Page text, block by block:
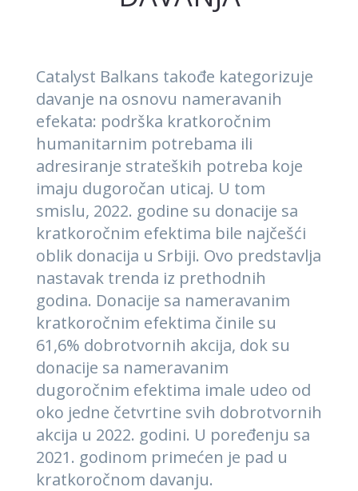
Catalyst Balkans takođe kategorizuje
davanje na osnovu nameravanih
efekata: podrška kratkoročnim
humanitarnim potrebama ili
adresiranje strateških potreba koje
imaju dugoročan uticaj. U tom
smislu, 2022. godine su donacije sa
kratkoročnim efektima bile najčešći
oblik donacija u Srbiji. Ovo predstavlja
nastavak trenda iz prethodnih
godina. Donacije sa nameravanim
kratkoročnim efektima činile su
61,6% dobrotvornih akcija, dok su
donacije sa nameravanim
dugoročnim efektima imale udeo od
oko jedne četvrtine svih dobrotvornih
akcija u 2022. godini. U poređenju sa
2021. godinom primećen je pad u
kratkoročnom davanju.